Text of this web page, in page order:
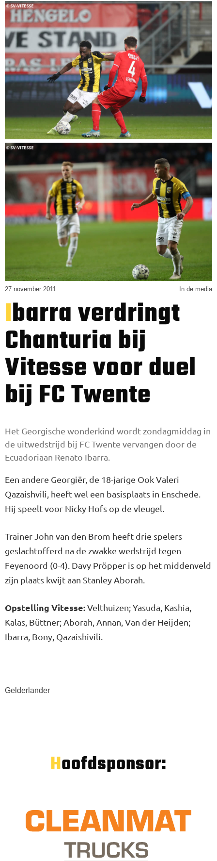
27 november 2011 In de media
Ibarra verdringt
Chanturia bij
Vitesse voor duel
bij FC Twente
Het Georgische wonderkind wordt zondagmiddag in
de uitwedstrijd bij FC Twente vervangen door de
Ecuadoriaan Renato Ibarra.
Een andere Georgiër, de 18-jarige Ook Valeri
Qazaishvili, heeft wel een basisplaats in Enschede.
Hij speelt voor Nicky Hofs op de vleugel.
Trainer John van den Brom heeft drie spelers
geslachtofferd na de zwakke wedstrijd tegen
Feyenoord (0-4). Davy Pröpper is op het middenveld
zijn plaats kwijt aan Stanley Aborah.
Opstelling Vitesse:Velthuizen; Yasuda, Kashia,
Kalas, Büttner; Aborah, Annan, Van der Heijden;
Ibarra, Bony, Qazaishivili.
Gelderlander
Hoofdsponsor: